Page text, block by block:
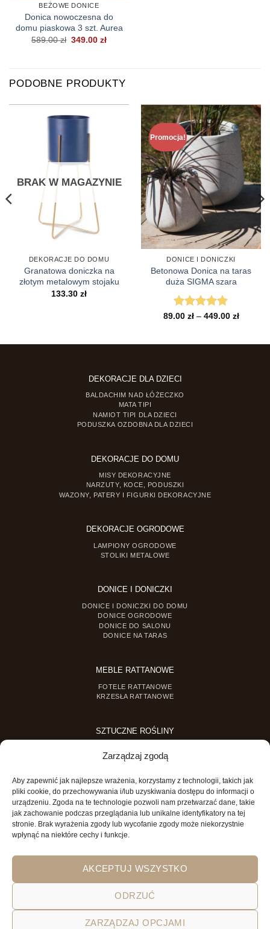
Zarządzaj zgodą
Aby zapewnić jak najlepsze wrażenia, korzystamy z technologii, takich jak
pliki cookie, do przechowywania i/lub uzyskiwania dostępu do informacji o
urządzeniu. Zgoda na te technologie pozwoli nam przetwarzać dane, takie
jak zachowanie podczas przeglądania lub unikalne identyfikatory na tej
stronie. Brak wyrażenia zgody lub wycofanie zgody może niekorzystnie
wpłynąć na niektóre cechy i funkcje.
AKCEPTUJ WSZYSTKO
ODRZUĆ
ZARZĄDZAJ OPCJAMI
BEŻOWE DONICE
Donica nowoczesna do
domu piaskowa 3 szt. Aurea
589.00zł Pierwotna
349.00złAktualna
PODOBNE PRODUKTY
BRAK W MAGAZYNIE
DEKORACJE DO DOMU
Granatowa doniczka na
złotym metalowym stojaku
133.30 zł
Promocja!
DONICE I DONICZKI
Betonowa Donica na taras
duża SIGMA szara
Oceniono5
89.00 zł – 449.00 złZakres
DEKORACJE DLA DZIECI
BALDACHIM NAD ŁÓŻECZKO
MATA TIPI
NAMIOT TIPI DLA DZIECI
PODUSZKA OZDOBNA DLA DZIECI
DEKORACJE DO DOMU
MISY DEKORACYJNE
NARZUTY, KOCE, PODUSZKI
WAZONY, PATERY I FIGURKI DEKORACYJNE
DEKORACJE OGRODOWE
LAMPIONY OGRODOWE
STOLIKI METALOWE
DONICE I DONICZKI
DONICE I DONICZKI DO DOMU
DONICE OGRODOWE
DONICE DO SALONU
DONICE NA TARAS
MEBLE RATTANOWE
FOTELE RATTANOWE
KRZESŁA RATTANOWE
SZTUCZNE ROŚLINY
SZTUCZNE ROŚLINY DONICZKOWE
MINI OGRODY
MINI OGRÓD DLA DZIECI
POLITYKA PRYWATNOŚCI
REGULAMIN SKLEPU ON-LINE